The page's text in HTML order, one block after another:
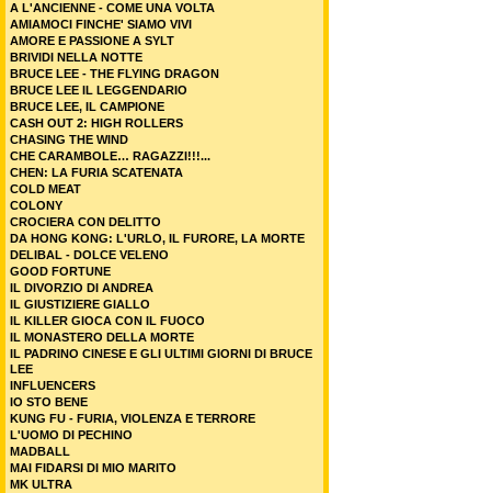
A L'ANCIENNE - COME UNA VOLTA
AMIAMOCI FINCHE' SIAMO VIVI
AMORE E PASSIONE A SYLT
BRIVIDI NELLA NOTTE
BRUCE LEE - THE FLYING DRAGON
BRUCE LEE IL LEGGENDARIO
BRUCE LEE, IL CAMPIONE
CASH OUT 2: HIGH ROLLERS
CHASING THE WIND
CHE CARAMBOLE… RAGAZZI!!!...
CHEN: LA FURIA SCATENATA
COLD MEAT
COLONY
CROCIERA CON DELITTO
DA HONG KONG: L'URLO, IL FURORE, LA MORTE
DELIBAL - DOLCE VELENO
GOOD FORTUNE
IL DIVORZIO DI ANDREA
IL GIUSTIZIERE GIALLO
IL KILLER GIOCA CON IL FUOCO
IL MONASTERO DELLA MORTE
IL PADRINO CINESE E GLI ULTIMI GIORNI DI BRUCE
LEE
INFLUENCERS
IO STO BENE
KUNG FU - FURIA, VIOLENZA E TERRORE
L'UOMO DI PECHINO
MADBALL
MAI FIDARSI DI MIO MARITO
MK ULTRA